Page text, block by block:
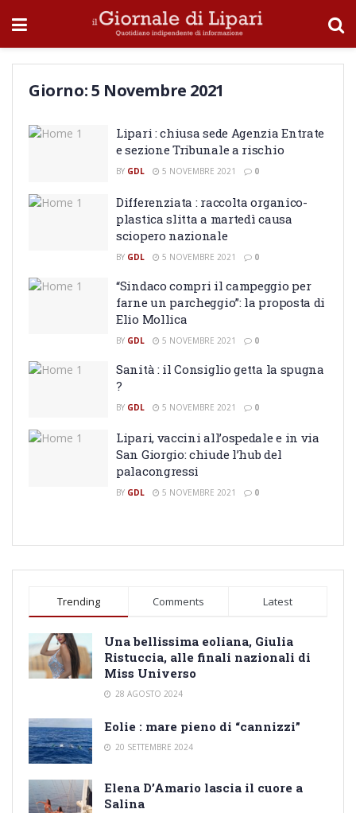
Giorno:5 Novembre 2021
Lipari : chiusa sede Agenzia Entrate
e sezione Tribunale a rischio
BY GDL 5 NOVEMBRE 2021 0
Differenziata : raccolta organico-
plastica slitta a martedì causa
sciopero nazionale
BY GDL 5 NOVEMBRE 2021 0
“Sindaco compri il campeggio per
farne un parcheggio”: la proposta di
Elio Mollica
BY GDL 5 NOVEMBRE 2021 0
Sanità : il Consiglio getta la spugna
?
BY GDL 5 NOVEMBRE 2021 0
Lipari, vaccini all’ospedale e in via
San Giorgio: chiude l’hub del
palacongressi
BY GDL 5 NOVEMBRE 2021 0
Trending Comments Latest
Una bellissima eoliana, Giulia
Ristuccia, alle finali nazionali di
Miss Universo
28 AGOSTO 2024
Eolie : mare pieno di “cannizzi”
20 SETTEMBRE 2024
Elena D’Amario lascia il cuore a
Salina